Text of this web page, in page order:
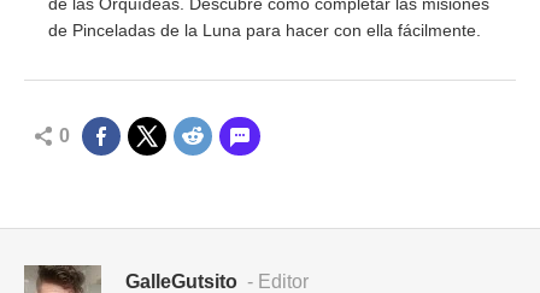
de Pinceladas de la Luna para hacer con ella fácilmente.
0
GalleGutsito - Editor